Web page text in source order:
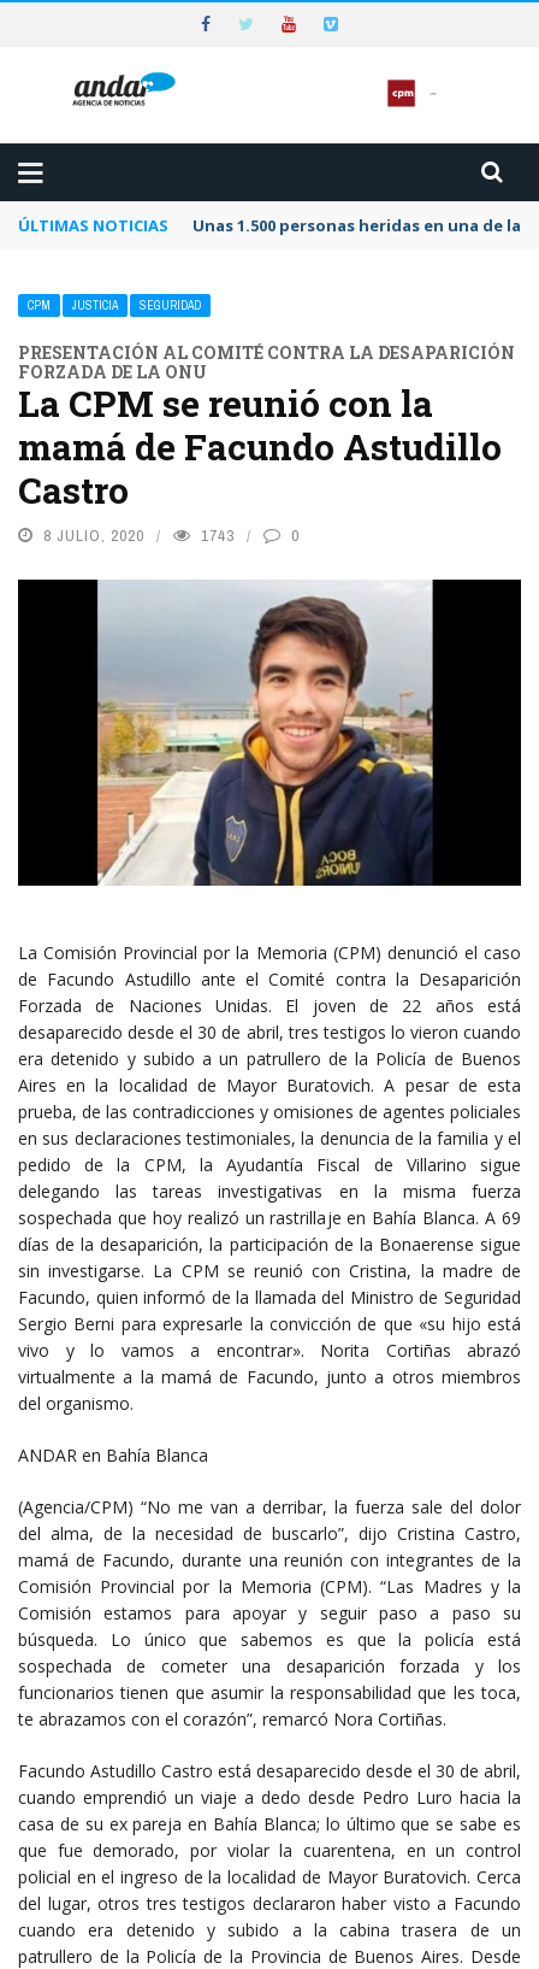
ÚLTIMAS NOTICIAS Unas 1.500 personas heridas en una de
CPM JUSTICIA SEGURIDAD
PRESENTACIÓN AL COMITÉ CONTRA LA DESAPARICIÓN
FORZADA DE LA ONU
La CPM se reunió con la
mamá de Facundo Astudillo
Castro
8 JULIO, 2020 1743 0
La Comisión Provincial por la Memoria (CPM) denunció el caso
de Facundo Astudillo ante el Comité contra la Desaparición
Forzada de Naciones Unidas. El joven de 22 años está
desaparecido desde el 30 de abril, tres testigos lo vieron cuando
era detenido y subido a un patrullero de la Policía de Buenos
Aires en la localidad de Mayor Buratovich. A pesar de esta
prueba, de las contradicciones y omisiones de agentes policiales
en sus declaraciones testimoniales, la denuncia de la familia y el
pedido de la CPM, la Ayudantía Fiscal de Villarino sigue
delegando las tareas investigativas en la misma fuerza
sospechada que hoy realizó un rastrillaje en Bahía Blanca. A 69
días de la desaparición, la participación de la Bonaerense sigue
sin investigarse. La CPM se reunió con Cristina, la madre de
Facundo, quien informó de la llamada del Ministro de Seguridad
Sergio Berni para expresarle la convicción de que «su hijo está
vivo y lo vamos a encontrar». Norita Cortiñas abrazó
virtualmente a la mamá de Facundo, junto a otros miembros
del organismo.
ANDAR en Bahía Blanca
(Agencia/CPM) “No me van a derribar, la fuerza sale del dolor
del alma, de la necesidad de buscarlo”, dijo Cristina Castro,
mamá de Facundo, durante una reunión con integrantes de la
Comisión Provincial por la Memoria (CPM). “Las Madres y la
Comisión estamos para apoyar y seguir paso a paso su
búsqueda. Lo único que sabemos es que la policía está
sospechada de cometer una desaparición forzada y los
funcionarios tienen que asumir la responsabilidad que les toca,
te abrazamos con el corazón”, remarcó Nora Cortiñas.
Facundo Astudillo Castro está desaparecido desde el 30 de abril,
cuando emprendió un viaje a dedo desde Pedro Luro hacia la
casa de su ex pareja en Bahía Blanca; lo último que se sabe es
que fue demorado, por violar la cuarentena, en un control
policial en el ingreso de la localidad de Mayor Buratovich. Cerca
del lugar, otros tres testigos declararon haber visto a Facundo
cuando era detenido y subido a la cabina trasera de un
patrullero de la Policía de la Provincia de Buenos Aires. Desde